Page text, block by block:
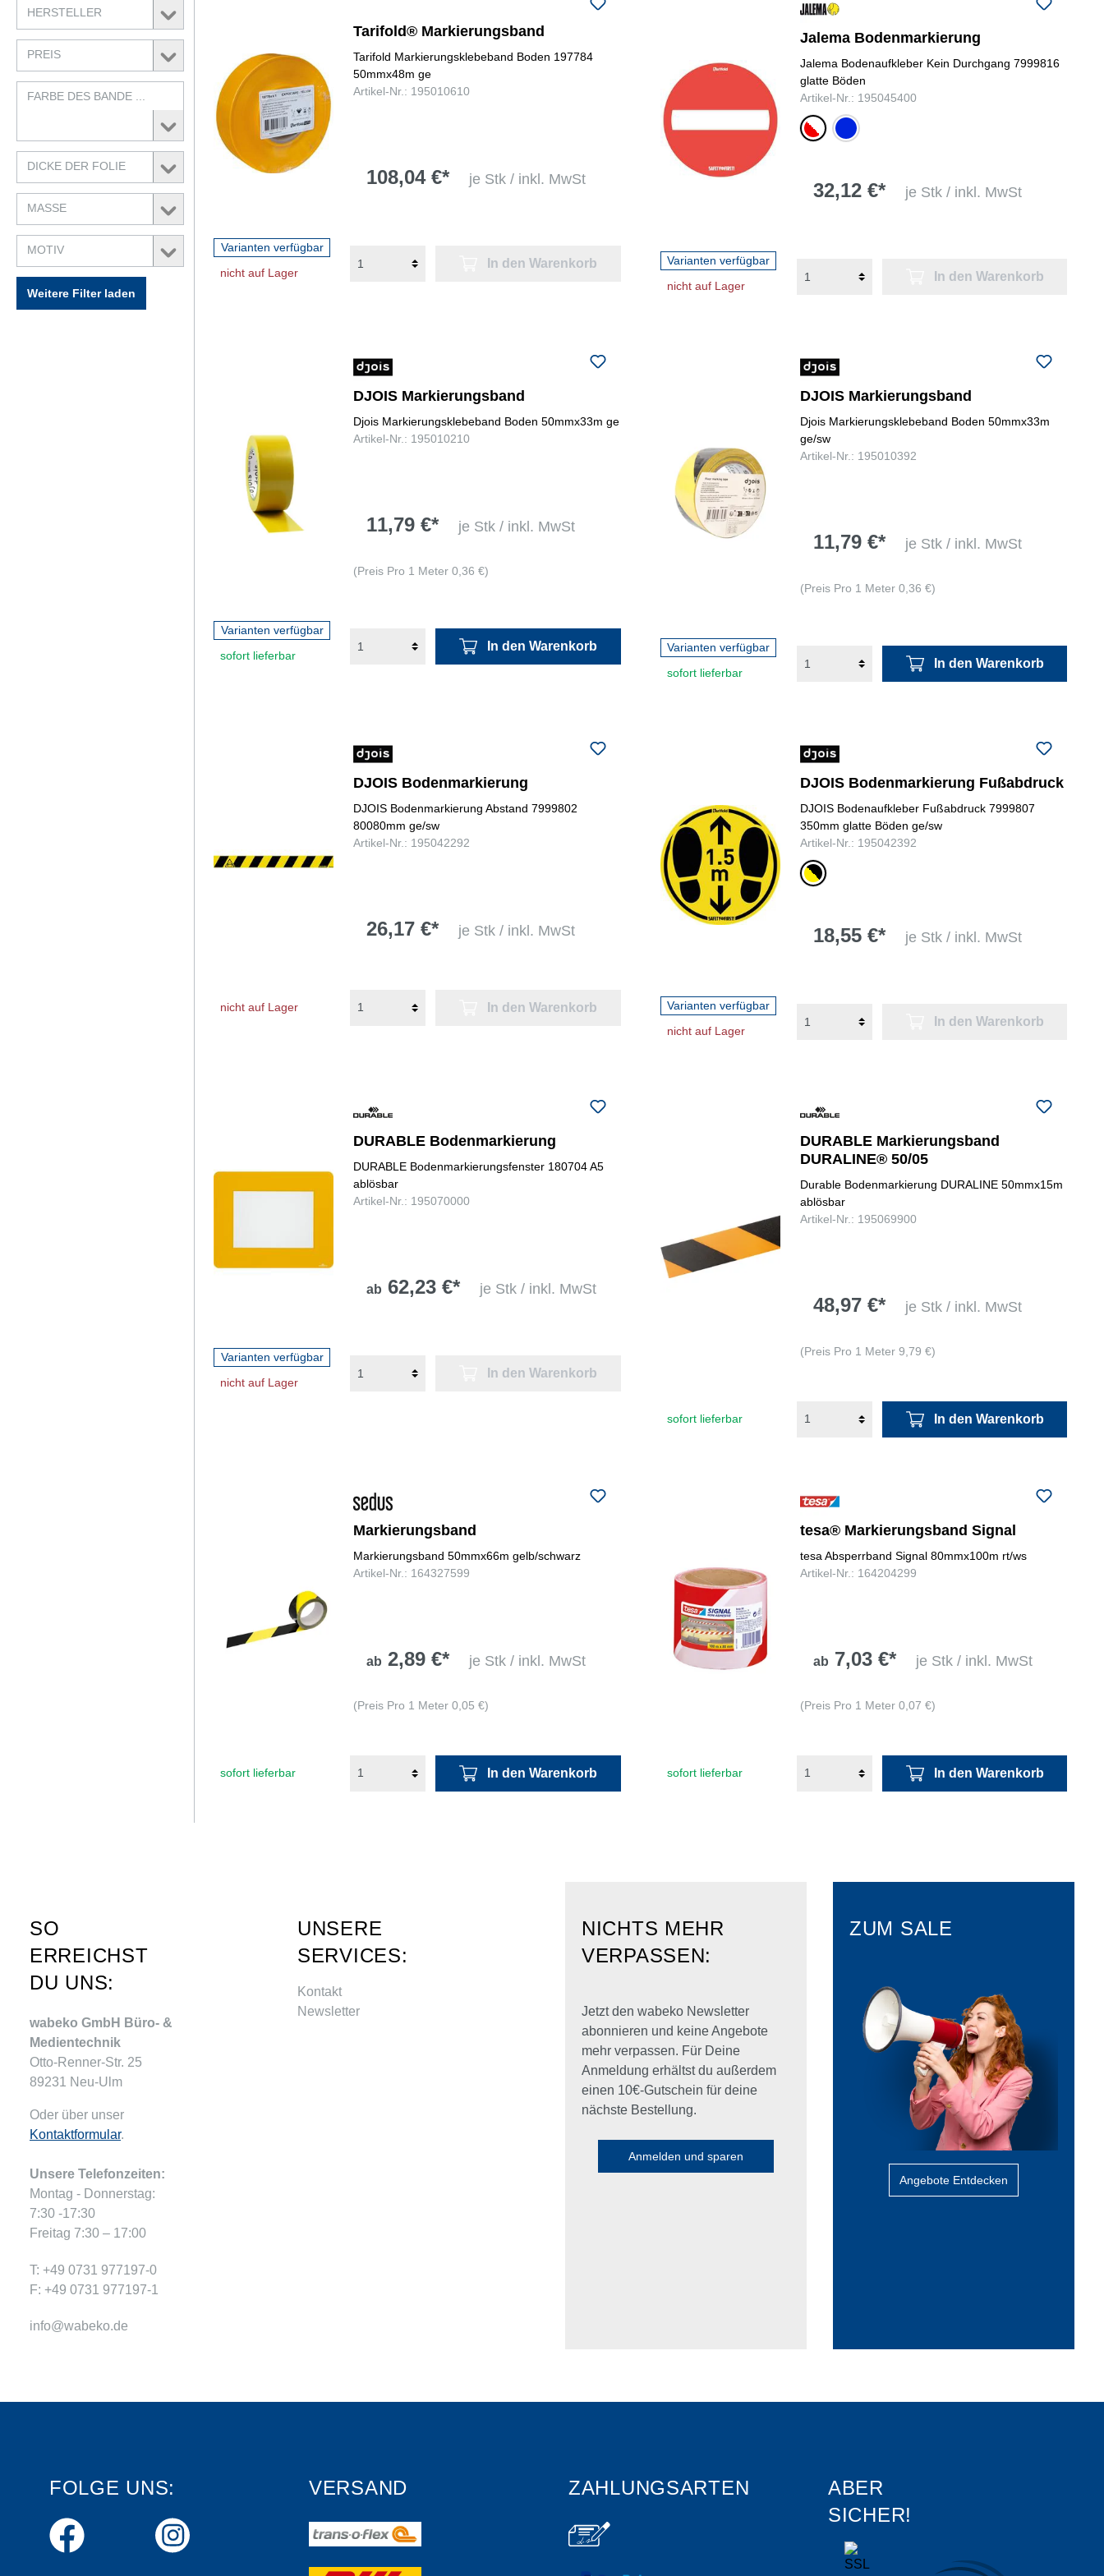
folgenden Nummer bei uns:
0731 977197-0
HERSTELLER
PREIS
DICKE DER FOLIE
MASSE
MOTIV
Weitere Filter laden
Tarifold® Markierungsband
Tarifold Markierungsklebeband Boden 197784
50mmx48m ge
Artikel-Nr.: 195010610
108,04 €* je Stk / inkl. MwSt
Varianten verfügbar
nicht auf Lager
In den Warenkorb
Jalema Bodenmarkierung
Jalema Bodenaufkleber Kein Durchgang 7999816
glatte Böden
Artikel-Nr.: 195045400
rot/weißblau/weiß
32,12 €* je Stk / inkl. MwSt
Varianten verfügbar
nicht auf Lager
In den Warenkorb
DJOIS Markierungsband
Djois Markierungsklebeband Boden 50mmx33m ge
Artikel-Nr.: 195010210
11,79 €* je Stk / inkl. MwSt
(Preis Pro 1 Meter 0,36 €)
Varianten verfügbar
sofort lieferbar
In den Warenkorb
DJOIS Markierungsband
Djois Markierungsklebeband Boden 50mmx33m
ge/sw
Artikel-Nr.: 195010392
11,79 €* je Stk / inkl. MwSt
(Preis Pro 1 Meter 0,36 €)
Varianten verfügbar
sofort lieferbar
In den Warenkorb
DJOIS Bodenmarkierung
DJOIS Bodenmarkierung Abstand 7999802
80080mm ge/sw
Artikel-Nr.: 195042292
26,17 €* je Stk / inkl. MwSt
nicht auf Lager In den Warenkorb
DJOIS Bodenmarkierung Fußabdruck
DJOIS Bodenaufkleber Fußabdruck 7999807
350mm glatte Böden ge/sw
Artikel-Nr.: 195042392
gelb/schwarz
18,55 €* je Stk / inkl. MwSt
Varianten verfügbar
nicht auf Lager
In den Warenkorb
DURABLE Bodenmarkierung
DURABLE Bodenmarkierungsfenster 180704 A5
ablösbar
Artikel-Nr.: 195070000
ab 62,23 €* je Stk / inkl. MwSt
Varianten verfügbar
nicht auf Lager
In den Warenkorb
DURABLE Markierungsband
DURALINE® 50/05
Durable Bodenmarkierung DURALINE 50mmx15m
ablösbar
Artikel-Nr.: 195069900
48,97 €* je Stk / inkl. MwSt
(Preis Pro 1 Meter 9,79 €)
sofort lieferbar In den Warenkorb
Markierungsband
Markierungsband 50mmx66m gelb/schwarz
Artikel-Nr.: 164327599
ab 2,89 €* je Stk / inkl. MwSt
(Preis Pro 1 Meter 0,05 €)
sofort lieferbar In den Warenkorb
tesa® Markierungsband Signal
tesa Absperrband Signal 80mmx100m rt/ws
Artikel-Nr.: 164204299
ab 7,03 €* je Stk / inkl. MwSt
(Preis Pro 1 Meter 0,07 €)
sofort lieferbar In den Warenkorb
SO
ERREICHST
DU UNS:
wabeko GmbH Büro- &
Medientechnik
Otto-Renner-Str. 25
89231 Neu-Ulm
Oder über unser
Kontaktformular.
Unsere Telefonzeiten:
Montag - Donnerstag:
7:30 -17:30
Freitag 7:30 – 17:00
T: +49 0731 977197-0
F: +49 0731 977197-1
info@wabeko.de
UNSERE
SERVICES:
Kontakt
Newsletter
NICHTS MEHR
VERPASSEN:
Jetzt den wabeko Newsletter
abonnieren und keine Angebote
mehr verpassen. Für Deine
Anmeldung erhältst du außerdem
einen 10€-Gutschein für deine
nächste Bestellung.
Anmelden und sparen
ZUM SALE
Angebote Entdecken
FOLGE UNS: VERSAND ZAHLUNGSARTEN
ABER
SICHER!